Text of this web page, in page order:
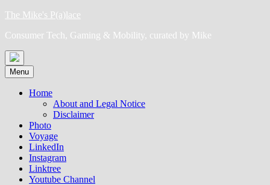
Skip
content
The Mike's P(a)lace
Consumer Tech, Gaming & Mobility, curated by Mike
Menu
Home
About and Legal Notice
Disclaimer
Photo
Voyage
LinkedIn
Instagram
Linktree
Youtube Channel